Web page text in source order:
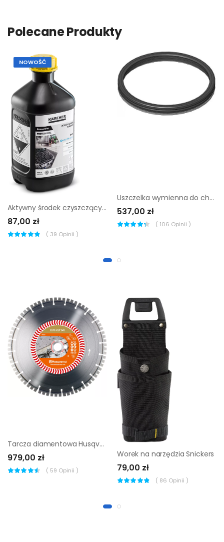
Polecane Produkty
NOWOŚĆ
Aktywny środek czyszczący Kärcher RM 81 ASF eco!efficiency (2,5 l)
87,00 zł
( 39 Opinii )
Uszczelka wymienna do chwytaka podciśnieniowego Probst VH
537,00 zł
( 106 Opinii )
Tarcza diamentowa Husqvarna Elite-Cut S45 400 mm
979,00 zł
( 59 Opinii )
Worek na narzędzia Snickers
79,00 zł
( 86 Opinii )